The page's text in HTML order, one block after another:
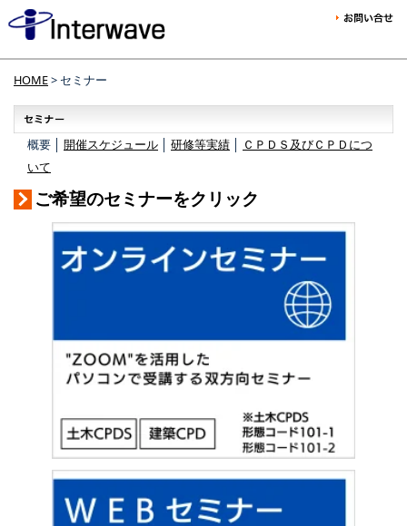
HOME> セミナー
概要 │ 開催スケジュール 研修等実績
ＣＰＤＳ及びＣＰＤにつ
いて
ご希望のセミナーをクリック